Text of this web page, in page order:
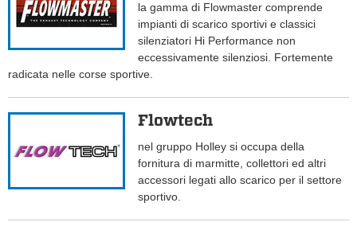
la gamma di Flowmaster comprende
impianti di scarico sportivi e classici
silenziatori Hi Performance non
eccessivamente silenziosi. Fortemente
radicata nelle corse sportive.
Flowtech
nel gruppo Holley si occupa della
fornitura di marmitte, collettori ed altri
accessori legati allo scarico per il settore
sportivo.